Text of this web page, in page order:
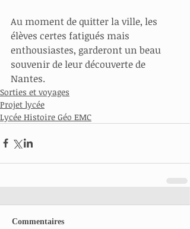
Au moment de quitter la ville, les
élèves certes fatigués mais
enthousiastes, garderont un beau
souvenir de leur découverte de
Nantes.
Sorties et voyages
Projet lycée
Lycée Histoire Géo EMC
Commentaires